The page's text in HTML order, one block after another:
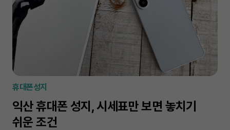
휴대폰성지
익산 휴대폰 성지, 시세표만 보면 놓치기
쉬운 조건